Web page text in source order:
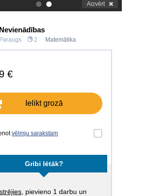
. Aizvērt
Nevienādības
Paraugs 2 Matemātika
€
Ielikt grozā
vēlmju sarakstam
Gribi lētāk?
, pievieno 1 darbu un